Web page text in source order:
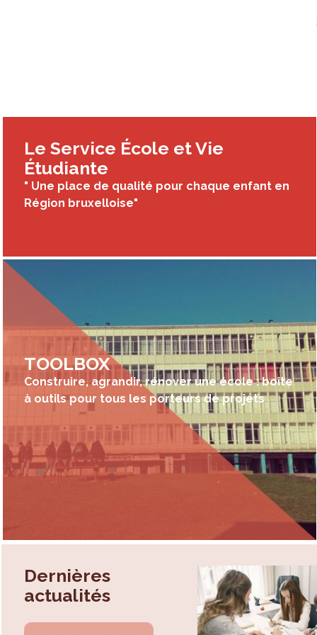
Le Service École et Vie
Étudiante
" Une place de qualité pour chaque enfant en
Région bruxelloise"
TOOLBOX
Construire, agrandir, rénover une école : boîte
à outils pour tous les porteurs de projets
Dernières
actualités